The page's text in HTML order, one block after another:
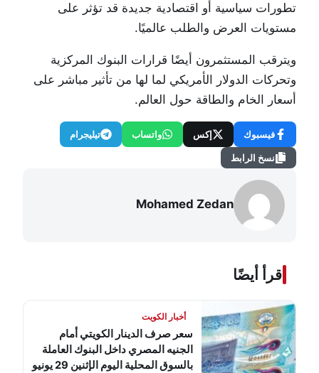
تطورات سياسية أو اقتصادية جديدة قد تؤثر على
مستويات العرض والطلب عالميًا.
ويترقب المستثمرون أيضًا قرارات البنوك المركزية
وتحركات الدولار الأمريكي لما لها من تأثير مباشر على
أسعار الخام والطاقة حول العالم.
فيسبوك إكس واتساب تيليجرام
نسخ الرابط
Mohamed Zedan
اقرأ أيضًا
أخبار الكويت
سعر صرف الدينار الكويتي أمام
الجنيه المصري داخل البنوك العاملة
بالسوق المحلية اليوم الإثنين 29 يونيو